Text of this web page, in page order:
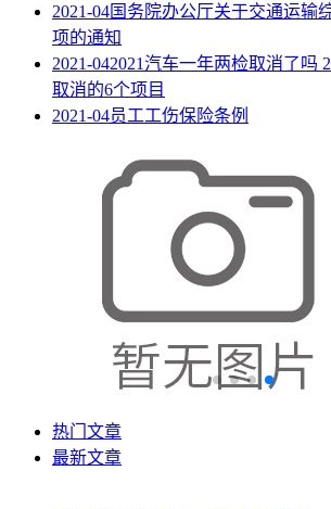
2021-04国务院办公厅关于交通运输
项的通知
2021-042021汽车一年两检取消了吗
取消的6个项目
2021-04员工工伤保险条例
热门文章
最新文章